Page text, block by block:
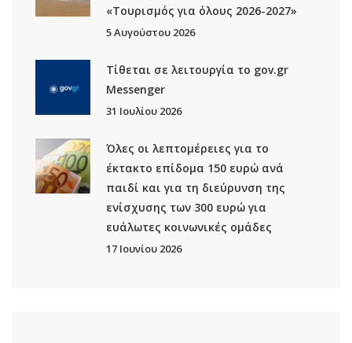
«Τουρισμός για όλους 2026-2027»
5 Αυγούστου 2026
Τίθεται σε λειτουργία το gov.gr
Μessenger
31 Ιουλίου 2026
Όλες οι λεπτομέρειες για το
έκτακτο επίδομα 150 ευρώ ανά
παιδί και για τη διεύρυνση της
ενίσχυσης των 300 ευρώ για
ευάλωτες κοινωνικές ομάδες
17 Ιουνίου 2026